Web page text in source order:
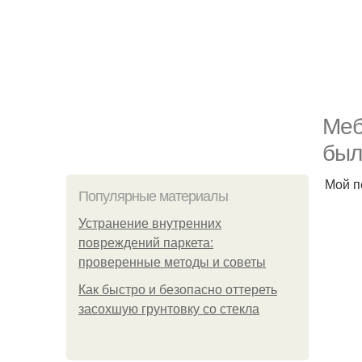
Популярные материалы
Устранение внутренних
повреждений паркета:
проверенные методы и советы
Как быстро и безопасно оттереть
засохшую грунтовку со стекла
Мой